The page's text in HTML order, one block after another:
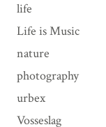
life
Life is Music
nature
photography
urbex
Vosseslag